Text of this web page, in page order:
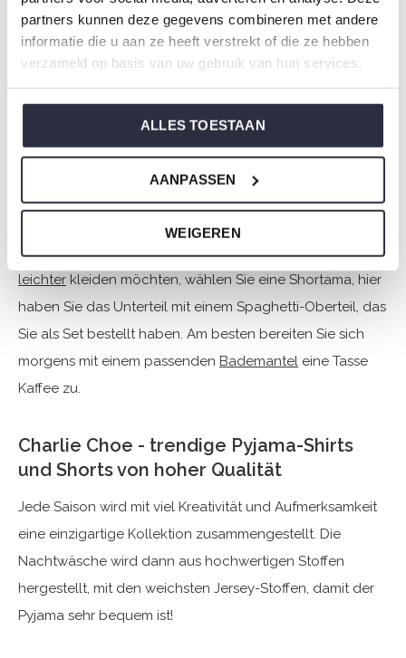
partners kunnen deze gegevens combineren met andere
informatie die u aan ze heeft verstrekt of die ze hebben
verzameld op basis van uw gebruik van hun services.
ALLES TOESTAAN
AANPASSEN
WEIGEREN
€12,49
Gesehen 10 der 10 Produkte
Die Pyjama-Shorts sind ein wunderbares Nachthemd, das
jeder Frau steht. Hip, sexy und bequem. Schauen Sie sich
die fröhlichen Designs an und kombinieren Sie Ihr
perfektes Nachtoutfit. Kombiniere die Shorts mit einem
, du kannst zwischen schönen T-
Shirts oder Tanktops wählen. Wenn Sie sich etwas
leichter kleiden möchten, wählen Sie eine Shortama, hier
haben Sie das Unterteil mit einem Spaghetti-Oberteil, das
Sie als Set bestellt haben. Am besten bereiten Sie sich
morgens mit einem passenden Bademantel eine Tasse
Kaffee zu.
Charlie Choe - trendige Pyjama-Shirts
und Shorts von hoher Qualität
Jede Saison wird mit viel Kreativität und Aufmerksamkeit
eine einzigartige Kollektion zusammengestellt. Die
Nachtwäsche wird dann aus hochwertigen Stoffen
hergestellt, mit den weichsten Jersey-Stoffen, damit der
Pyjama sehr bequem ist!